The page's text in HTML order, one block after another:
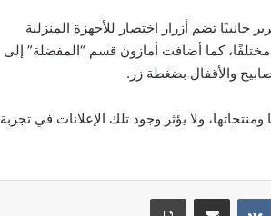
تضم أزرار اختصار للأجهزة المنزلية
إمكانية تخصيصها والاختيار من بين نحو 17 اختصارًا مختلفًا، كما أضافت أمازون قسم “المفضلة” إلى
والأقفال بضغطة زر.
ولا يؤثر وجود تلك الإعلانات في تجربة
مشاركة عبر البريد طباعة